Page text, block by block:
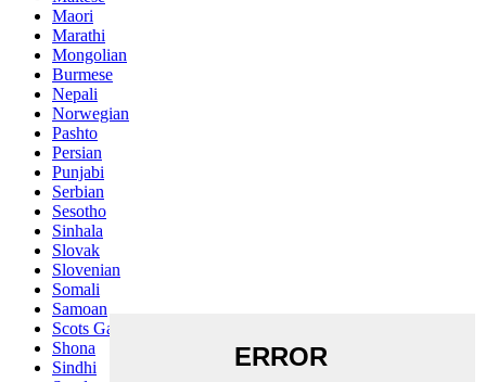
Maori
Marathi
Mongolian
Burmese
Nepali
Norwegian
Pashto
Persian
Punjabi
Serbian
Sesotho
Sinhala
Slovak
Slovenian
Somali
Samoan
Scots Gaelic
Shona
Sindhi